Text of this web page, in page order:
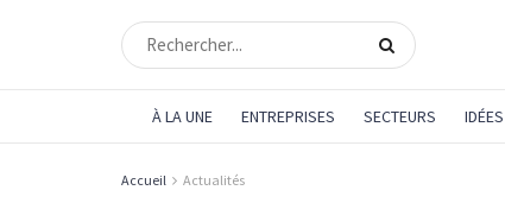
À LA UNE ENTREPRISES SECTEURS IDÉES
Accueil Actualités